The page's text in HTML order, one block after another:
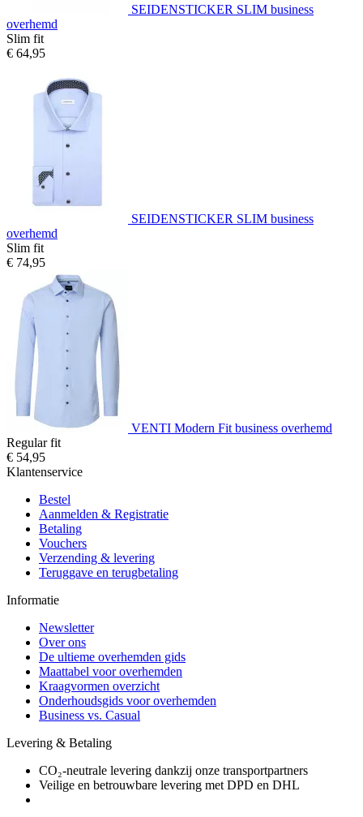
SEIDENSTICKER SLIM business
overhemd
Slim fit
€ 64,95
SEIDENSTICKER SLIM business
overhemd
Slim fit
€ 74,95
VENTI Modern Fit business overhemd
Regular fit
€ 54,95
Klantenservice
Bestel
Aanmelden & Registratie
Betaling
Vouchers
Verzending & levering
Teruggave en terugbetaling
Informatie
Newsletter
Over ons
De ultieme overhemden gids
Maattabel voor overhemden
Kraagvormen overzicht
Onderhoudsgids voor overhemden
Business vs. Casual
Levering & Betaling
CO₂-neutrale levering dankzij onze transportpartners
Veilige en betrouwbare levering met DPD en DHL